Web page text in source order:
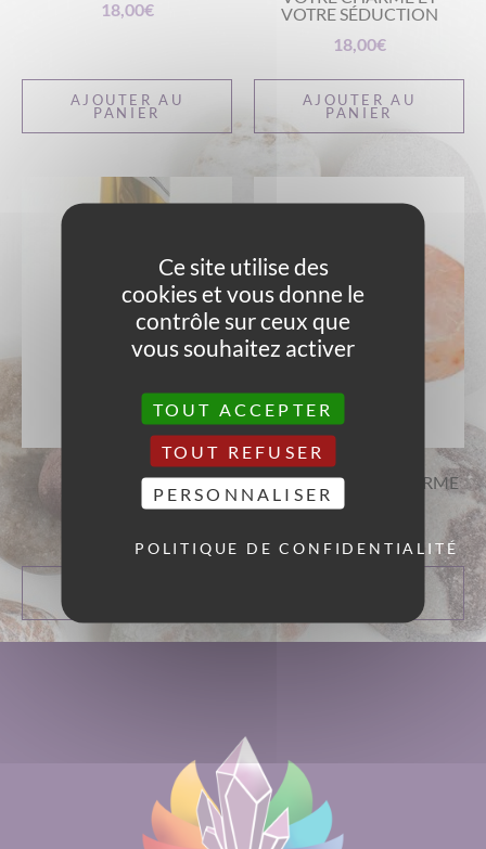
18,00€
AJOUTER AU
PANIER
VOTRE SÉDUCTION
18,00€
AJOUTER AU
PANIER
FLORIDA WATER
12,00€
SEL D’HIMALAYA FORME
DE PAIN
Ce site utilise des
cookies et vous donne le
contrôle sur ceux que
vous souhaitez activer
TOUT ACCEPTER
TOUT REFUSER
PERSONNALISER
POLITIQUE DE CONFIDENTIALITÉ